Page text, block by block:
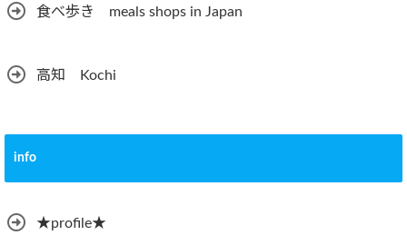
食べ歩き meals shops in Japan
高知 Kochi
info
★profile★